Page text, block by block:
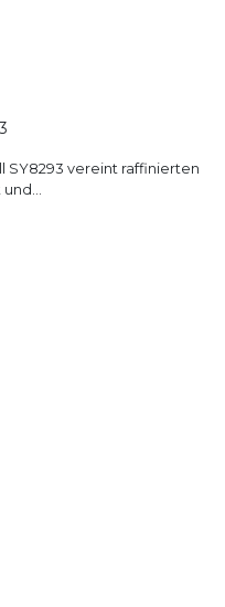
SY8293 vereint raffinierten
und